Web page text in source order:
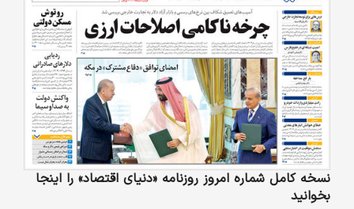
نسخه کامل شماره امروز روزنامه «دنیای‌ اقتصاد» را اینجا
بخوانید